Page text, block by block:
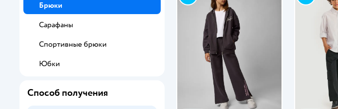
Брюки
Сарафаны
Спортивные брюки
Юбки
Способ получения